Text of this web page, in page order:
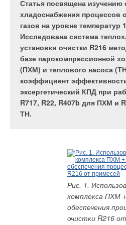
Статья посвящена изучению
хладоснабжения процессов
газов на уровне температур
Исследована система
установки очистки R216
базе парокомпрессионной
(ПХМ) и теплового насоса
коэффициент
эксергетический КПД при
R717, R22, R407b для ПХМ и
ТН.
Рис. 1.
комплекса ПХМ
обеспечения
очистки R216 от
электрических
более чем 90-летним
международном рынке
оборудования.
Фирма была основана братьями
литейной мастерской в г.
1929 г. компания Chaffoteaux
марки Chaffoteaux & Maury (C&M),
производство комбинированных
работать на газе и жидком
выбранной горелки).
В 1966 г. C&M запатентовала
которая работала и на
эффективней
помещений зданий
правило, поступает какое-то
выделений (теплоты, влаги,
работы оборудования и
персонала.
Рис. 2
Рис. 3
Рис. 4